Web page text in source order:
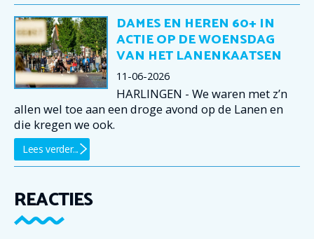
DAMES EN HEREN 60+ IN
ACTIE OP DE WOENSDAG
VAN HET LANENKAATSEN
11-06-2026
HARLINGEN - We waren met z’n
allen wel toe aan een droge avond op de Lanen en
die kregen we ook.
Lees verder...
REACTIES